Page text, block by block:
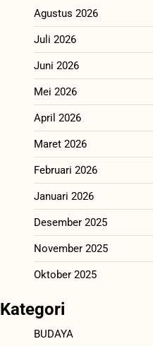
Agustus 2026
Juli 2026
Juni 2026
Mei 2026
April 2026
Maret 2026
Februari 2026
Januari 2026
Desember 2025
November 2025
Oktober 2025
Kategori
BUDAYA